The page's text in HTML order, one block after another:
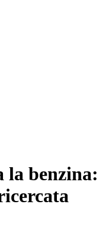
la benzina: